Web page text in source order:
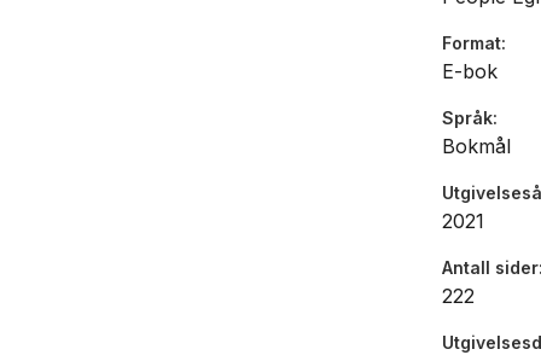
Format
E-bok
Språk
Bokmål
2021
Antall sider
222